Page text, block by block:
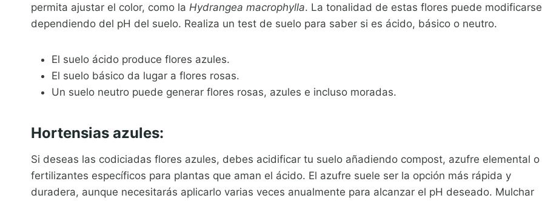
permita ajustar el color, como la Hydrangea macrophylla. La tonalidad de estas flores puede modificarse
dependiendo del pH del suelo. Realiza un test de suelo para saber si es ácido, básico o neutro.
El suelo ácido produce flores azules.
El suelo básico da lugar a flores rosas.
Un suelo neutro puede generar flores rosas, azules e incluso moradas.
Hortensias azules:
Si deseas las codiciadas flores azules, debes acidificar tu suelo añadiendo compost, azufre elemental o
fertilizantes específicos para plantas que aman el ácido. El azufre suele ser la opción más rápida y
duradera, aunque necesitarás aplicarlo varias veces anualmente para alcanzar el pH deseado. Mulchar